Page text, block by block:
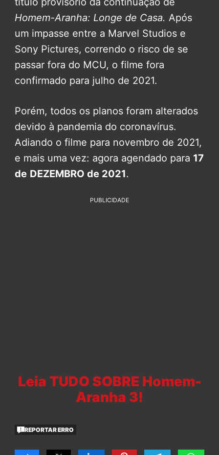
Homem-Aranha: Longe de Casa. Após
um impasse entre a Marvel Studios e
Sony Pictures, correndo o risco de se
passar fora do MCU, o filme fora
confirmado para julho de 2021.
Porém, todos os planos foram alterados
devido à pandemia do coronavírus.
Adiando o filme para novembro de 2021,
e mais uma vez: agora agendado para 17
de DEZEMBRO de 2021.
PUBLICIDADE
Leia TUDO SOBRE Homem-
Aranha 3!
REPORTAR ERRO